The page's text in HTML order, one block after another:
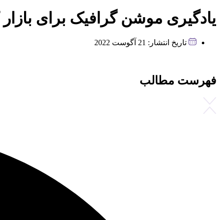
یادگیری موشن گرافیک برای بازار
تاریخ انتشار: 21 آگوست 2022
فهرست مطالب